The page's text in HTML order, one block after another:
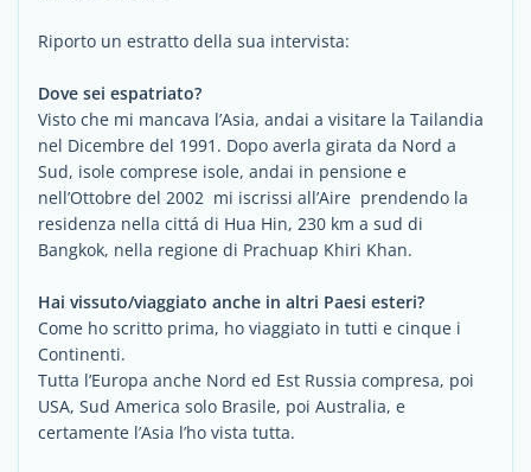
Riporto un estratto della sua intervista:
Dove sei espatriato?
Visto che mi mancava l’Asia, andai a visitare la Tailandia
nel Dicembre del 1991. Dopo averla girata da Nord a
Sud, isole comprese isole, andai in pensione e
nell’Ottobre del 2002 mi iscrissi all’Aire prendendo la
residenza nella cittá di Hua Hin, 230 km a sud di
Bangkok, nella regione di Prachuap Khiri Khan.
Hai vissuto/viaggiato anche in altri Paesi esteri?
Come ho scritto prima, ho viaggiato in tutti e cinque i
Continenti.
Tutta l’Europa anche Nord ed Est Russia compresa, poi
USA, Sud America solo Brasile, poi Australia, e
certamente l’Asia l’ho vista tutta.